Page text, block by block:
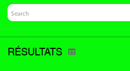
RÉSULTATS